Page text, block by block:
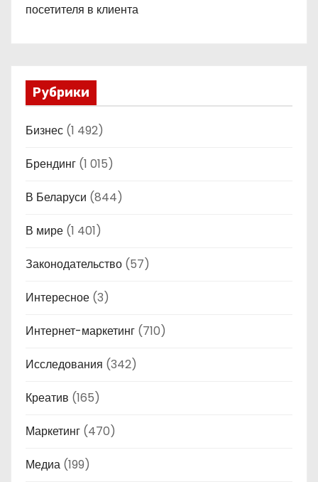
посетителя в клиента
Рубрики
Бизнес (1 492)
Брендинг (1 015)
В Беларуси (844)
В мире (1 401)
Законодательство (57)
Интересное (3)
Интернет-маркетинг (710)
Исследования (342)
Креатив (165)
Маркетинг (470)
Медиа (199)